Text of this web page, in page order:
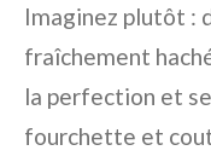
Imaginez plutôt :
fraîchement
la perfection et
fourchette et